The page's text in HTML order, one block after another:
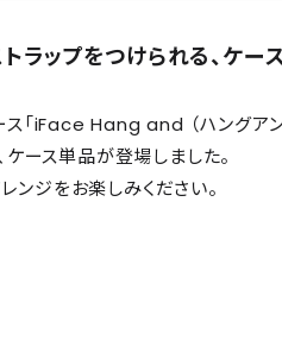
ップをつけられる、ケー
「iFace Hang and （ハングアンド
ース単品が登場しました。
ンジをお楽しみください。